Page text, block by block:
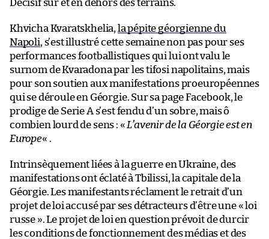
Décisif sur et en dehors des terrains.
Khvicha Kvaratskhelia, la pépite géorgienne du
Napoli, s’est illustré cette semaine non pas pour ses
performances footballistiques qui lui ont valu le
surnom de Kvaradona par les tifosi napolitains, mais
pour son soutien aux manifestations proeuropéennes
qui se déroule en Géorgie. Sur sa page Facebook, le
prodige de Serie A s’est fendu d’un sobre, mais ô
combien lourd de sens : « L’avenir de la Géorgie est en
Europe« .
Intrinsèquement liées à la guerre en Ukraine, des
manifestations ont éclaté à Tbilissi, la capitale de la
Géorgie. Les manifestants réclament le retrait d’un
projet de loi accusé par ses détracteurs d’être une « loi
russe ». Le projet de loi en question prévoit de durcir
les conditions de fonctionnement des médias et des